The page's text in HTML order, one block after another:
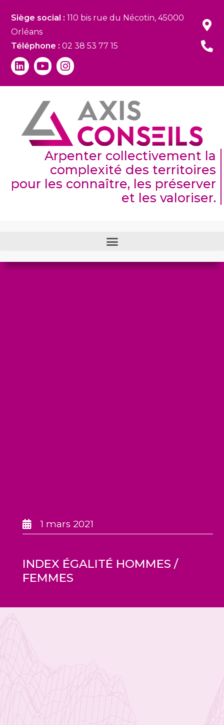
Siège social :110 bis rue du Nécotin, 45000
Orléans
Téléphone :02 38 53 77 15
Arpenter collectivement la
complexité des territoires
pour les connaître, les préserver
et les valoriser.
1 mars 2021
INDEX ÉGALITÉ HOMMES /
FEMMES